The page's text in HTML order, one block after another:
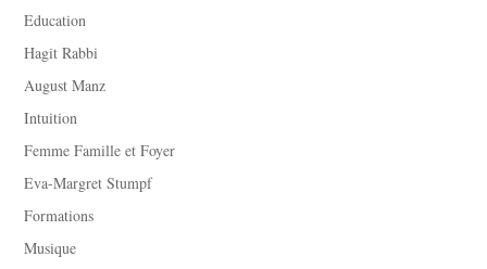
Education
Hagit Rabbi
August Manz
Intuition
Femme Famille et Foyer
Eva-Margret Stumpf
Formations
Musique